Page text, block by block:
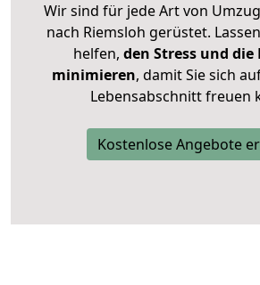
Wir sind für jede Art von
nach Riemsloh gerüstet.
helfen, den Stress und die
minimieren, damit Sie sich
Lebensabschnitt freuen
Kostenlose Angebote